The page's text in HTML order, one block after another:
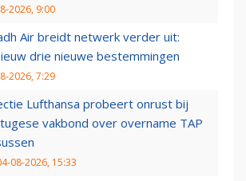
2026, 9:00
Air breidt netwerk verder uit:
drie nieuwe bestemmingen
2026, 7:29
Lufthansa probeert onrust bij
vakbond over overname TAP
08-2026, 15:33